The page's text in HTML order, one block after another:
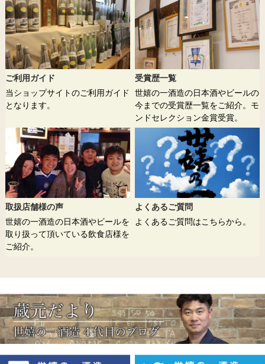
ご利用ガイド
当ショップサイトのご利用ガイド
となります。
受賞歴一覧
世嬉の一酒造の日本酒やビールの
今までの受賞歴一覧をご紹介。モ
ンドセレクション金賞受賞。
取扱店舗様の声
世嬉の一酒造の日本酒やビールを
取り扱って頂いている飲食店様を
ご紹介。
よくあるご質問
よくあるご質問はこちらから。